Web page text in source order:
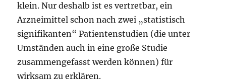
klein. Nur deshalb ist es vertretbar, ein
Arzneimittel schon nach zwei „statistisch
signifikanten“ Patientenstudien (die unter
Umständen auch in eine große Studie
zusammengefasst werden können) für
wirksam zu erklären.